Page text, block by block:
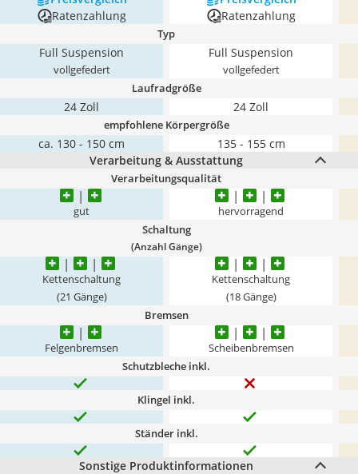
Ratenzahlung
Ratenzahlung
Typ
Full Suspension
vollgefedert
Full Suspension
vollgefedert
Laufradgröße
24 Zoll 24 Zoll
empfohlene Körpergröße
ca. 130 - 150 cm
135 - 155 cm
Verarbeitung & Ausstattung
Verarbeitungsqualität
gut hervorragend
Schaltung
(Anzahl Gänge)
Kettenschaltung
(21 Gänge)
Kettenschaltung
(18 Gänge)
Bremsen
Felgenbremsen Scheibenbremsen
Schutzbleche inkl.
Klingel inkl.
Ständer inkl.
Sonstige Produktinformationen